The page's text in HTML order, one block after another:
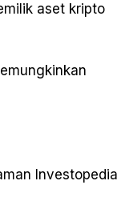
aset kripto